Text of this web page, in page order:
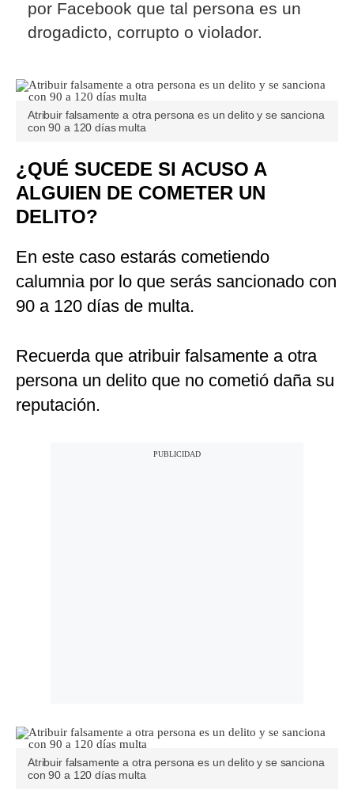
por Facebook que tal persona es un
drogadicto, corrupto o violador.
Atribuir falsamente a otra persona es un delito y se sanciona
con 90 a 120 días multa
¿QUÉ SUCEDE SI ACUSO A
ALGUIEN DE COMETER UN
DELITO?
En este caso estarás cometiendo
calumnia por lo que serás sancionado con
90 a 120 días de multa.
Recuerda que atribuir falsamente a otra
persona un delito que no cometió daña su
reputación.
Atribuir falsamente a otra persona es un delito y se sanciona
con 90 a 120 días multa